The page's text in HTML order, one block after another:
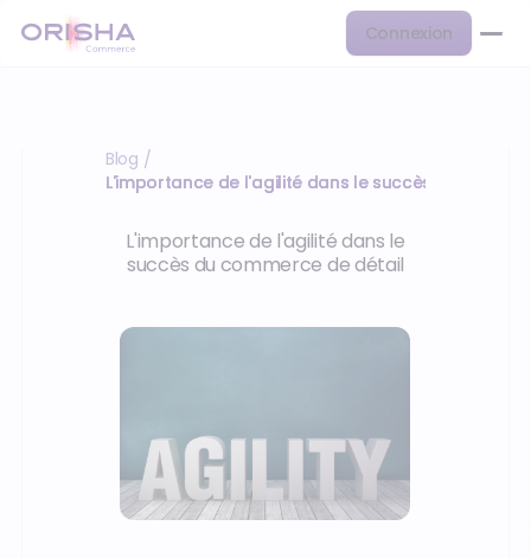
Connexion
Blog /
L'importance de l'agilité dans le succès du
L'importance de l'agilité dans le
succès du commerce de détail